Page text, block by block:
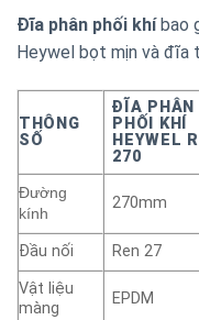
Đĩa phân phối khíbao
Heywel bọt mịn và
THÔNG
SỐ
ĐĨA PHÂN
PHỐI KHÍ
HEYWEL
270
Đường
kính
270mm
Đầu nối Ren 27
Vật liệu
màng
EPDM